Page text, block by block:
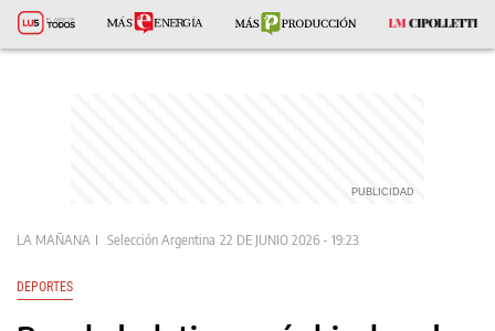
LA MAÑANA Selección Argentina 22 DE JUNIO 2026 - 19:23
DEPORTES